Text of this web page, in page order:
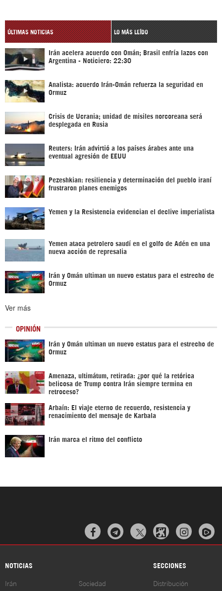
ÚLTIMAS NOTICIAS LO MÁS LEÍDO
Irán acelera acuerdo con Omán; Brasil enfría lazos con
Argentina - Noticiero: 22:30
Analista: acuerdo Irán-Omán refuerza la seguridad en
Ormuz
Crisis de Ucrania; unidad de misiles norcoreana será
desplegada en Rusia
Reuters: Irán advirtió a los países árabes ante una
eventual agresión de EEUU
Pezeshkian: resiliencia y determinación del pueblo iraní
frustraron planes enemigos
Yemen y la Resistencia evidencian el declive imperialista
Yemen ataca petrolero saudí en el golfo de Adén en una
nueva acción de represalia
Irán y Omán ultiman un nuevo estatus para el estrecho de
Ormuz
Ver más
OPINIÓN
Irán y Omán ultiman un nuevo estatus para el estrecho de
Ormuz
Amenaza, ultimátum, retirada: ¿por qué la retórica
belicosa de Trump contra Irán siempre termina en
retroceso?
Arbaín: El viaje eterno de recuerdo, resistencia y
renacimiento del mensaje de Karbala
Irán marca el ritmo del conflicto
  
NOTICIAS SECCIONES
Irán Sociedad Distribución